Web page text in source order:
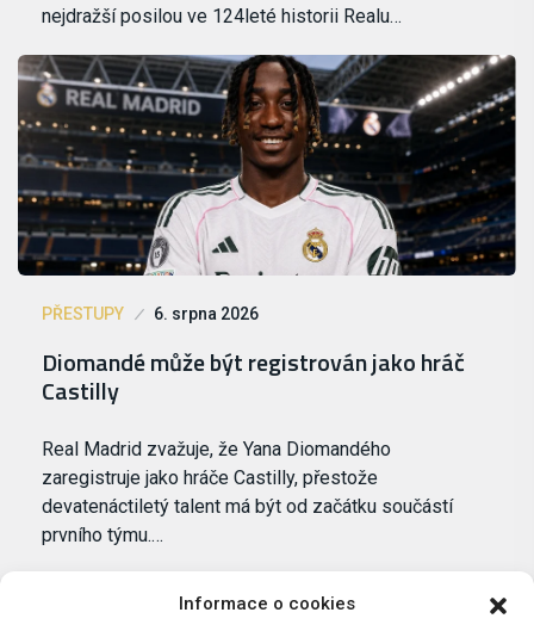
Informace o cookies
nejdražší posilou ve 124leté historii Realu…
PŘESTUPY 6. srpna 2026
Diomandé může být registrován jako hráč
Castilly
Real Madrid zvažuje, že Yana Diomandého
zaregistruje jako hráče Castilly, přestože
devatenáctiletý talent má být od začátku součástí
prvního týmu.…